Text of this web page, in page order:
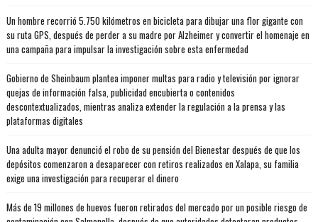
Un hombre recorrió 5.750 kilómetros en bicicleta para dibujar una flor gigante con
su ruta GPS, después de perder a su madre por Alzheimer y convertir el homenaje en
una campaña para impulsar la investigación sobre esta enfermedad
Gobierno de Sheinbaum plantea imponer multas para radio y televisión por ignorar
quejas de información falsa, publicidad encubierta o contenidos
descontextualizados, mientras analiza extender la regulación a la prensa y las
plataformas digitales
Una adulta mayor denunció el robo de su pensión del Bienestar después de que los
depósitos comenzaron a desaparecer con retiros realizados en Xalapa, su familia
exige una investigación para recuperar el dinero
Más de 19 millones de huevos fueron retirados del mercado por un posible riesgo de